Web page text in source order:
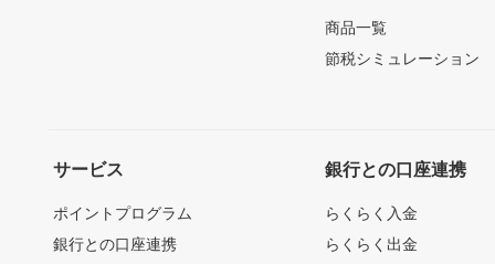
商品一覧
節税シミュレーション
サービス
ポイントプログラム
銀行との口座連携
銀行との口座連携
らくらく入金
らくらく出金